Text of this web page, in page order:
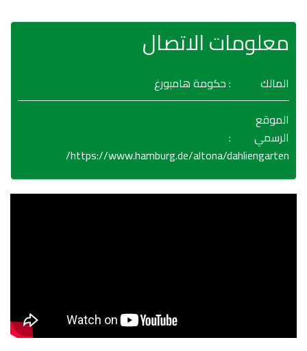
معلومات الاتصال
المالك
: حكومة هامبورغ
الموقع
الرسمي
:
https://www.hamburg.de/altona/dahliengarten/